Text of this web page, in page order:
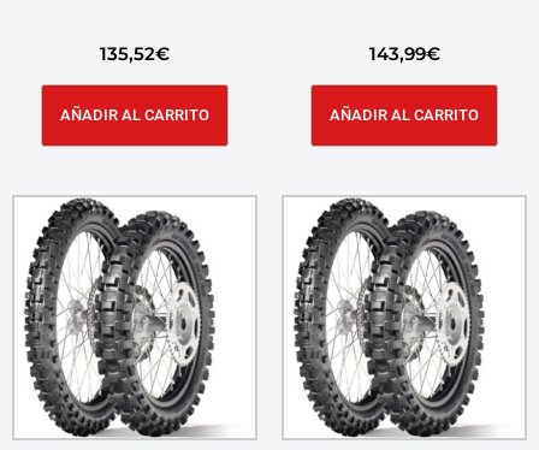
135,52€
AÑADIR AL CARRITO
143,99€
AÑADIR AL CARRITO